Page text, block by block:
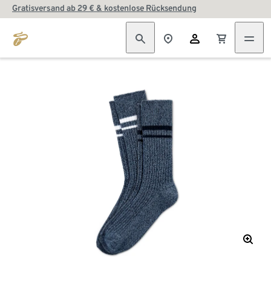
Gratisversand ab 29 € & kostenlose Rücksendung